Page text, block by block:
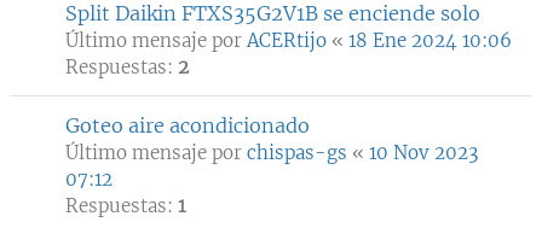
Split Daikin FTXS35G2V1B se enciende solo
Último mensaje porACERtijo « 18 Ene 2024 10:06
Respuestas: 2
Goteo aire acondicionado
Último mensaje por chispas-gs « 10 Nov 2023
07:12
Respuestas: 1